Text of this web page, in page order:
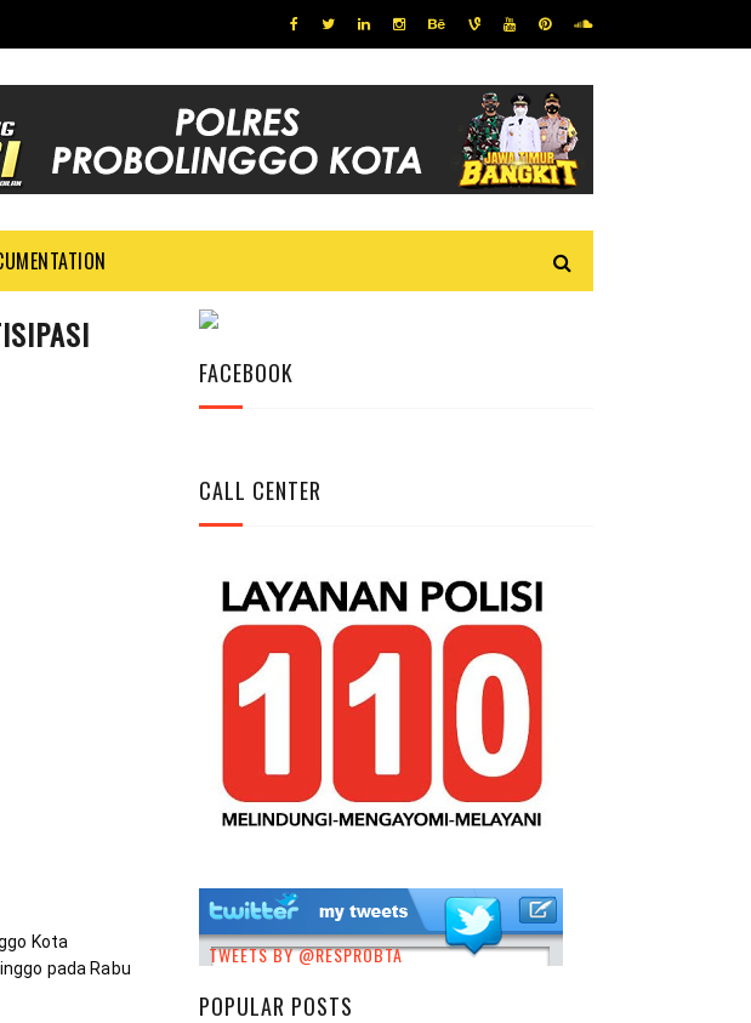
Kota
pada Rabu
FACEBOOK
CALL CENTER
TWEETS BY @RESPROBTA
POPULAR POSTS